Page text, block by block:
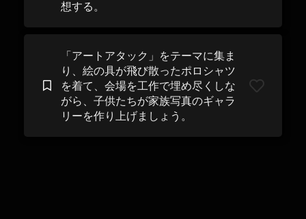
想する。
「アートアタック」をテーマに集ま
り、絵の具が飛び散ったポロシャツ
を着て、会場を工作で埋め尽くしな
がら、子供たちが家族写真のギャラ
リーを作り上げましょう。